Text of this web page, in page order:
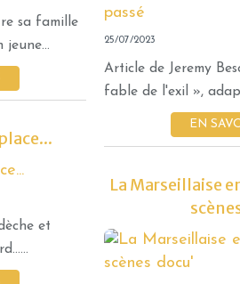
sa famille
jeune...
25/07/2023
Article de Jeremy
fable de l'exil »,
EN
et
La Marseillaise